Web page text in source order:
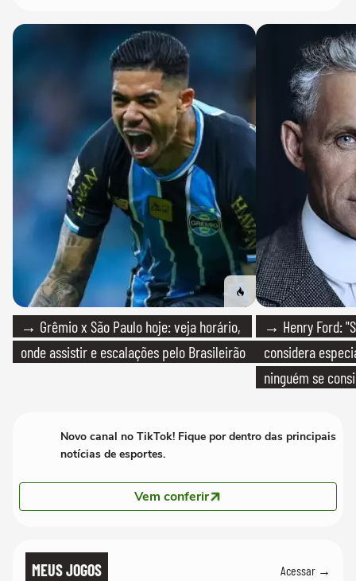
→ Grêmio x São Paulo hoje: veja horário,
onde assistir e escalações pelo Brasileirão
→ Henry Ford:
considera
ninguém se
Novo canal no TikTok! Fique por dentro das principais
notícias de esportes.
Vem conferir
MEUS JOGOS Acessar →